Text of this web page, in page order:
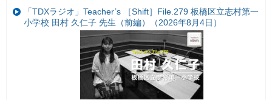
「TDXラジオ」Teacher’s ［Shift］File.279 板橋区立志村第一
小学校 田村 久仁子 先生（前編）（2026年8月4日）